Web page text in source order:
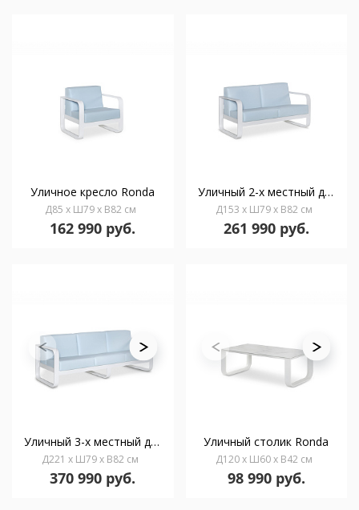
Уличное кресло Ronda
Д85 x Ш79 x В82 см
162 990 руб.
Уличный 2-х местный диван Ronda
Д153 x Ш79 x В82 см
261 990 руб.
Уличный 3-х местный диван Ronda
Д221 x Ш79 x В82 см
370 990 руб.
Уличный столик Ronda
Д120 x Ш60 x В42 см
98 990 руб.